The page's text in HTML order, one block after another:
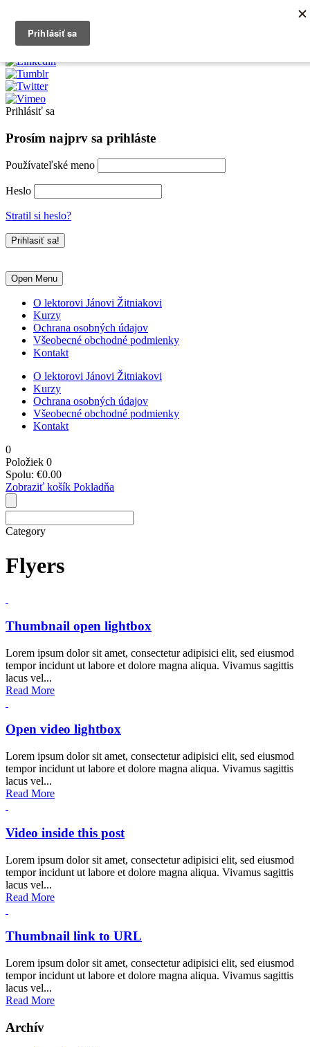
Prihlásiť sa
Prosím najprv sa prihláste
Používateľské meno
Heslo
Stratil si heslo?
Open Menu
O lektorovi Jánovi Žitniakovi
Kurzy
Ochrana osobných údajov
Všeobecné obchodné podmienky
Kontakt
O lektorovi Jánovi Žitniakovi
Kurzy
Ochrana osobných údajov
Všeobecné obchodné podmienky
Kontakt
0
Položiek 0
Spolu: €0.00
Zobraziť košík Pokladňa
Category
Flyers
Thumbnail open lightbox
Lorem ipsum dolor sit amet, consectetur adipisici elit, sed eiusmod
tempor incidunt ut labore et dolore magna aliqua. Vivamus sagittis
lacus vel...
Read More
Open video lightbox
Lorem ipsum dolor sit amet, consectetur adipisici elit, sed eiusmod
tempor incidunt ut labore et dolore magna aliqua. Vivamus sagittis
lacus vel...
Read More
Video inside this post
Lorem ipsum dolor sit amet, consectetur adipisici elit, sed eiusmod
tempor incidunt ut labore et dolore magna aliqua. Vivamus sagittis
lacus vel...
Read More
Thumbnail link to URL
Lorem ipsum dolor sit amet, consectetur adipisici elit, sed eiusmod
tempor incidunt ut labore et dolore magna aliqua. Vivamus sagittis
lacus vel...
Read More
Archív